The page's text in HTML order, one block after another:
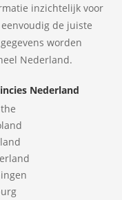
inzichtelijk voor
de juiste
worden
Nederland.
Nederland